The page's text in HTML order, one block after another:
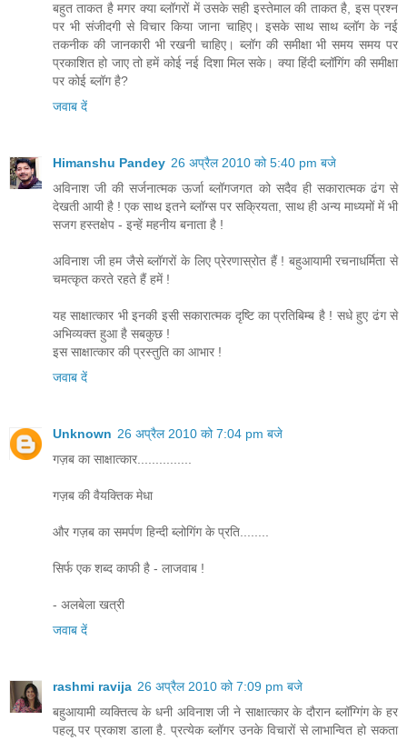
बहुत ताकत है मगर क्या ब्लॉगरों में उसके सही इस्तेमाल की ताकत है, इस प्रश्न
पर भी संजीदगी से विचार किया जाना चाहिए। इसके साथ साथ ब्लॉग के नई
तकनीक की जानकारी भी रखनी चाहिए। ब्लॉग की समीक्षा भी समय समय पर
प्रकाशित हो जाए तो हमें कोई नई दिशा मिल सके। क्या हिंदी ब्लॉगिंग की समीक्षा
पर कोई ब्लॉग है?
जवाब दें
Himanshu Pandey 26 अप्रैल 2010 को 5:40 pm बजे
अविनाश जी की सर्जनात्मक ऊर्जा ब्लॉगजगत को सदैव ही सकारात्मक ढंग से
देखती आयी है ! एक साथ इतने ब्लॉग्स पर सक्रियता, साथ ही अन्य माध्यमों में भी
सजग हस्तक्षेप - इन्हें महनीय बनाता है !
अविनाश जी हम जैसे ब्लॉगरों के लिए प्रेरणास्रोत हैं ! बहुआयामी रचनाधर्मिता से
चमत्कृत करते रहते हैं हमें !
यह साक्षात्कार भी इनकी इसी सकारात्मक दृष्टि का प्रतिबिम्ब है ! सधे हुए ढंग से
अभिव्यक्त हुआ है सबकुछ !
इस साक्षात्कार की प्रस्तुति का आभार !
जवाब दें
Unknown 26 अप्रैल 2010 को 7:04 pm बजे
गज़ब का साक्षात्कार...............
गज़ब की वैयक्तिक मेधा
और गज़ब का समर्पण हिन्दी ब्लोगिंग के प्रति........
सिर्फ एक शब्द काफी है - लाजवाब !
- अलबेला खत्री
जवाब दें
rashmi ravija 26 अप्रैल 2010 को 7:09 pm बजे
बहुआयामी व्यक्तित्व के धनी अविनाश जी ने साक्षात्कार के दौरान ब्लॉग्गिंग के हर
पहलू पर प्रकाश डाला है. प्रत्येक ब्लॉगर उनके विचारों से लाभान्वित हो सकता